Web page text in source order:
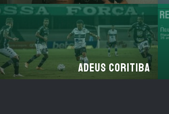
Adeus Coritiba